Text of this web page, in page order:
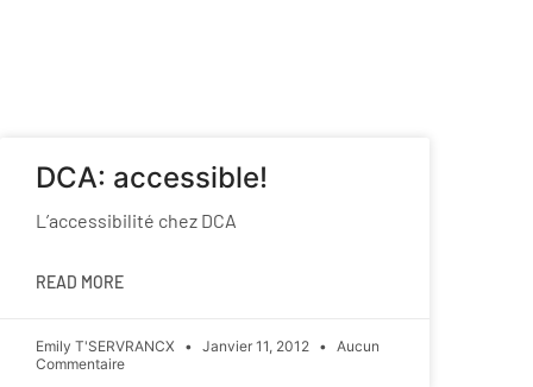
DCA: accessible!
L’accessibilité chez DCA
READ MORE
Emily T'SERVRANCX Janvier 11, 2012
Aucun
Commentaire